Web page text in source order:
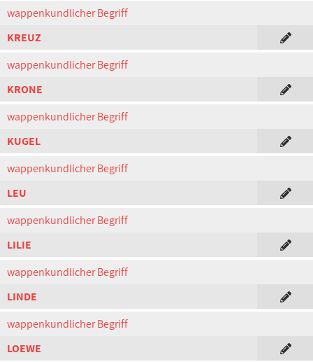
wappenkundlicher Begriff
KREUZ
wappenkundlicher Begriff
KRONE
wappenkundlicher Begriff
KUGEL
wappenkundlicher Begriff
LEU
wappenkundlicher Begriff
LILIE
wappenkundlicher Begriff
LINDE
wappenkundlicher Begriff
LOEWE